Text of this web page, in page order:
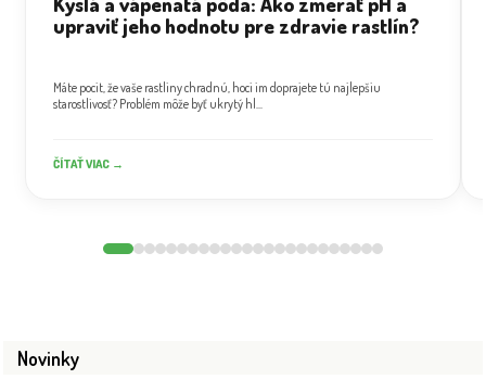
upraviť jeho hodnotu pre zdravie rastlín?
Máte pocit, že vaše rastliny chradnú, hoci im doprajete tú najlepšiu
starostlivosť? Problém môže byť ukrytý hl...
ČÍTAŤ VIAC →
Novinky